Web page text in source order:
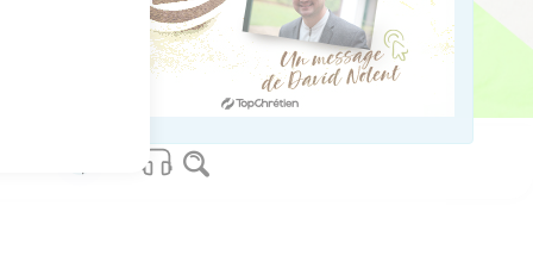
me donner un habit
toujours.